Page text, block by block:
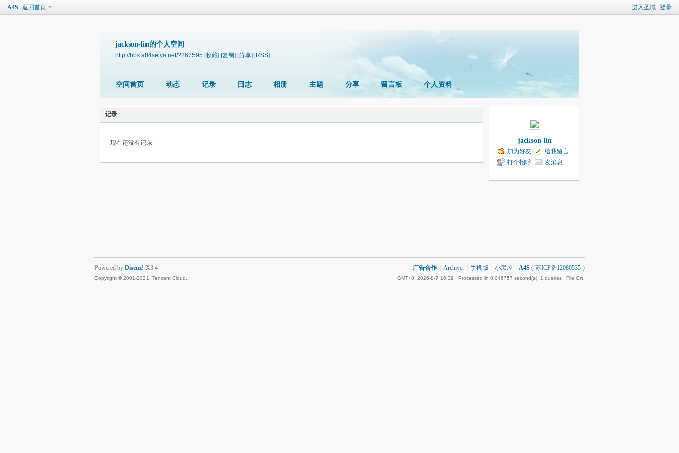
进入圣域 登录
A4S 返回首页
jackson-lin的个人空间
http://bbs.all4seiya.net/?267595 [收藏] [复制] [分享] [RSS]
空间首页 动态 记录 日志 相册 主题 分享 留言板 个人资料
记录
现在还没有记录 jackson-lin
加为好友
给我留言
打个招呼
发消息
广告合作 Archiver 手机版 小黑屋 A4S ( 苏ICP备12080535 )
GMT+8, 2026-8-7 16:39 , Processed in 0.046757 second(s), 1 queries , File On.
Powered by Discuz! X3.4
Copyright © 2001-2021, Tencent Cloud.